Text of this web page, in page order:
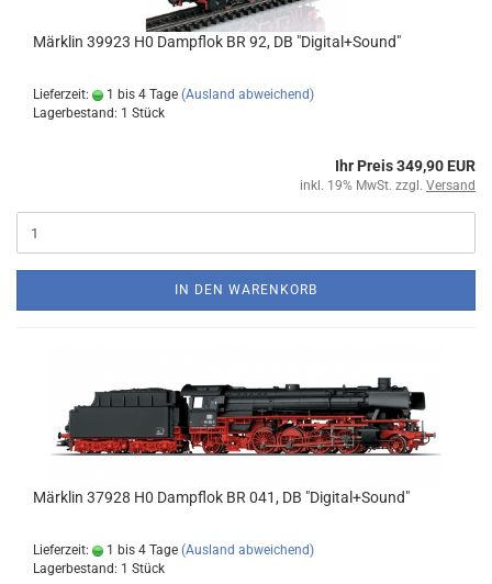
Märklin 39923 H0 Dampflok BR 92, DB "Digital+Sound"
Lieferzeit: 1 bis 4 Tage (Ausland abweichend)
Lagerbestand: 1 Stück
Ihr Preis 349,90 EUR
inkl. 19% MwSt. zzgl. Versand
IN DEN WARENKORB
Märklin 37928 H0 Dampflok BR 041, DB "Digital+Sound"
Lieferzeit: 1 bis 4 Tage (Ausland abweichend)
Lagerbestand: 1 Stück